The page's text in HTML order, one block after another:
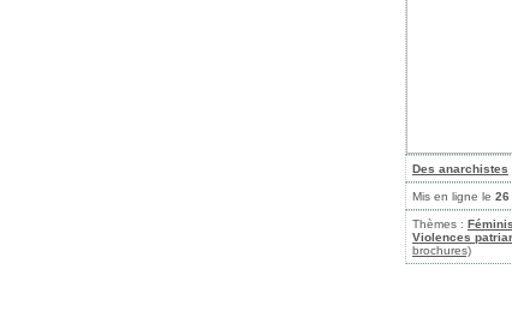
Des anarchistes
Mis en ligne le 26
Thèmes :
Violences
brochures)